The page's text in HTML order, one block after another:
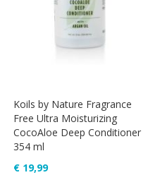
Koils by Nature Fragrance
Free Ultra Moisturizing
CocoAloe Deep Conditioner
354 ml
€ 19,99